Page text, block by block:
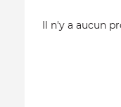
Il n'y a aucun